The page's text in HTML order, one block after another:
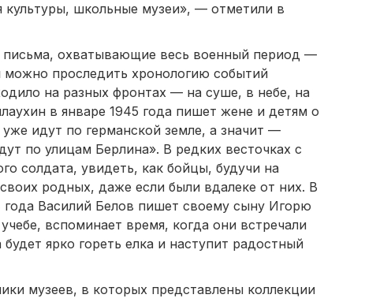
школьные музеи», — отметили в
письма, охватывающие весь военный период —
проследить хронологию событий
на разных фронтах — на суше, в небе, на
в январе 1945 года пишет жене и детям о
идут по германской земле, а значит —
по улицам Берлина». В редких весточках с
солдата, увидеть, как бойцы, будучи на
родных, даже если были вдалеке от них. В
Василий Белов пишет своему сыну Игорю
вспоминает время, когда они встречали
ярко гореть елка и наступит радостный
музеев, в которых представлены коллекции